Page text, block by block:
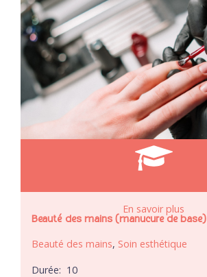
En savoir plus
Beauté des mains (manucure de base)
Beauté des mains, Soin esthétique
Durée: 10